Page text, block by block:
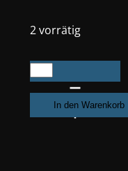
2 vorrätig
Motorrad
Kennzeichenhalter
Pixel
In den Warenkorb